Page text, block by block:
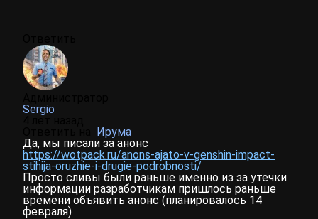
Sergio
Ирума
Да, мы писали за анонс
https://wotpack.ru/anons-ajato-v-genshin-impact-
stihija-oruzhie-i-drugie-podrobnosti/
Просто сливы были раньше именно из за утечки
информации разработчикам пришлось раньше
времени объявить анонс (планировалось 14
февраля)